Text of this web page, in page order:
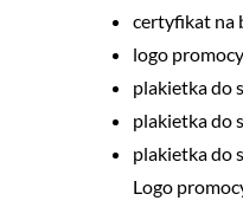
certyfikat na
logo
plakietka do
plakietka do
plakietka do
Logo